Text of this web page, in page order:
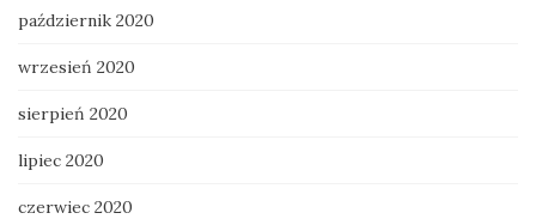
październik 2020
wrzesień 2020
sierpień 2020
lipiec 2020
czerwiec 2020